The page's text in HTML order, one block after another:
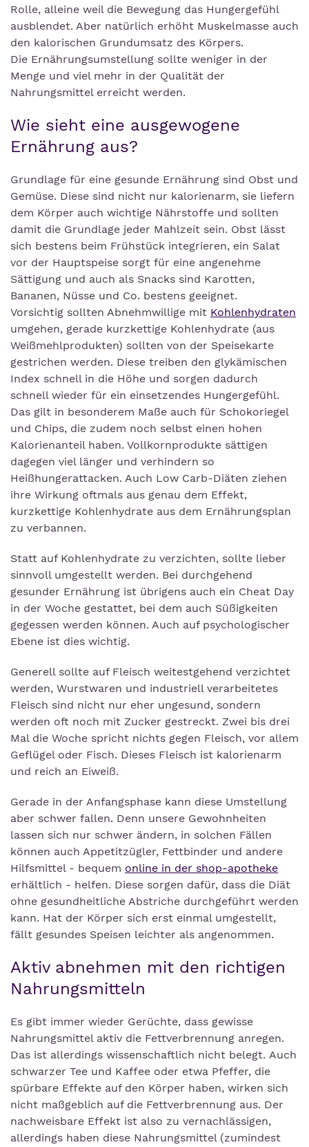
Rolle, alleine weil die Bewegung das Hungergefühl
ausblendet. Aber natürlich erhöht Muskelmasse auch
den kalorischen Grundumsatz des Körpers.
Die Ernährungsumstellung sollte weniger in der
Menge und viel mehr in der Qualität der
Nahrungsmittel erreicht werden.
Wie sieht eine ausgewogene
Ernährung aus?
Grundlage für eine gesunde Ernährung sind Obst und
Gemüse. Diese sind nicht nur kalorienarm, sie liefern
dem Körper auch wichtige Nährstoffe und sollten
damit die Grundlage jeder Mahlzeit sein. Obst lässt
sich bestens beim Frühstück integrieren, ein Salat
vor der Hauptspeise sorgt für eine angenehme
Sättigung und auch als Snacks sind Karotten,
Bananen, Nüsse und Co. bestens geeignet.
Vorsichtig sollten Abnehmwillige mit Kohlenhydraten
umgehen, gerade kurzkettige Kohlenhydrate (aus
Weißmehlprodukten) sollten von der Speisekarte
gestrichen werden. Diese treiben den glykämischen
Index schnell in die Höhe und sorgen dadurch
schnell wieder für ein einsetzendes Hungergefühl.
Das gilt in besonderem Maße auch für Schokoriegel
und Chips, die zudem noch selbst einen hohen
Kalorienanteil haben. Vollkornprodukte sättigen
dagegen viel länger und verhindern so
Heißhungerattacken. Auch Low Carb-Diäten ziehen
ihre Wirkung oftmals aus genau dem Effekt,
kurzkettige Kohlenhydrate aus dem Ernährungsplan
zu verbannen.
Statt auf Kohlenhydrate zu verzichten, sollte lieber
sinnvoll umgestellt werden. Bei durchgehend
gesunder Ernährung ist übrigens auch ein Cheat Day
in der Woche gestattet, bei dem auch Süßigkeiten
gegessen werden können. Auch auf psychologischer
Ebene ist dies wichtig.
Generell sollte auf Fleisch weitestgehend verzichtet
werden, Wurstwaren und industriell verarbeitetes
Fleisch sind nicht nur eher ungesund, sondern
werden oft noch mit Zucker gestreckt. Zwei bis drei
Mal die Woche spricht nichts gegen Fleisch, vor allem
Geflügel oder Fisch. Dieses Fleisch ist kalorienarm
und reich an Eiweiß.
Gerade in der Anfangsphase kann diese Umstellung
aber schwer fallen. Denn unsere Gewohnheiten
lassen sich nur schwer ändern, in solchen Fällen
können auch Appetitzügler, Fettbinder und andere
Hilfsmittel - bequem online in der shop-apotheke
erhältlich - helfen. Diese sorgen dafür, dass die Diät
ohne gesundheitliche Abstriche durchgeführt werden
kann. Hat der Körper sich erst einmal umgestellt,
fällt gesundes Speisen leichter als angenommen.
Aktiv abnehmen mit den richtigen
Nahrungsmitteln
Es gibt immer wieder Gerüchte, dass gewisse
Nahrungsmittel aktiv die Fettverbrennung anregen.
Das ist allerdings wissenschaftlich nicht belegt. Auch
schwarzer Tee und Kaffee oder etwa Pfeffer, die
spürbare Effekte auf den Körper haben, wirken sich
nicht maßgeblich auf die Fettverbrennung aus. Der
nachweisbare Effekt ist also zu vernachlässigen,
allerdings haben diese Nahrungsmittel (zumindest